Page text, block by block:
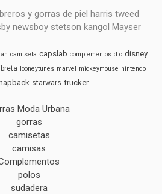
y gorras de piel harris tweed
newsboy stetson kangol Mayser
camiseta capslab complementos d.c disney
looneytunes marvel mickeymouse nintendo
starwars trucker
Moda Urbana
gorras
camisetas
camisas
polos
sudadera